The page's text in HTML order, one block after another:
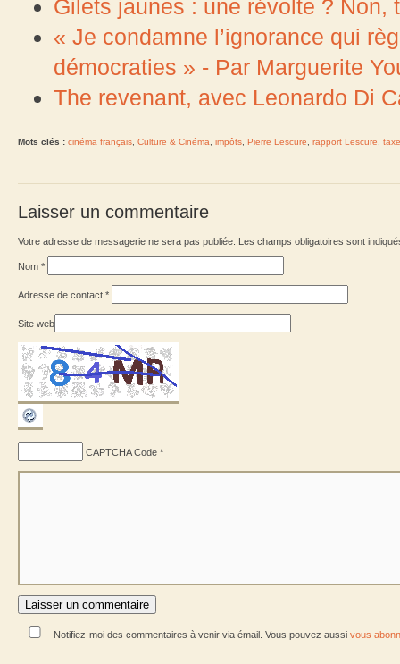
Gilets jaunes : une révolte ? Non,
« Je condamne l’ignorance qui
démocraties » - Par Marguerite
The revenant, avec Leonardo Di
Mots clés : cinéma français Culture & Cinéma impôts Pierre Lescure rapport Lescure
Laisser un commentaire
Votre adresse de messagerie ne sera pas publiée. Les champs obligatoires sont
Nom *
Adresse de contact *
Site web
CAPTCHA Code *
Notifiez-moi des commentaires à venir via émail. Vous pouvez aussi vous